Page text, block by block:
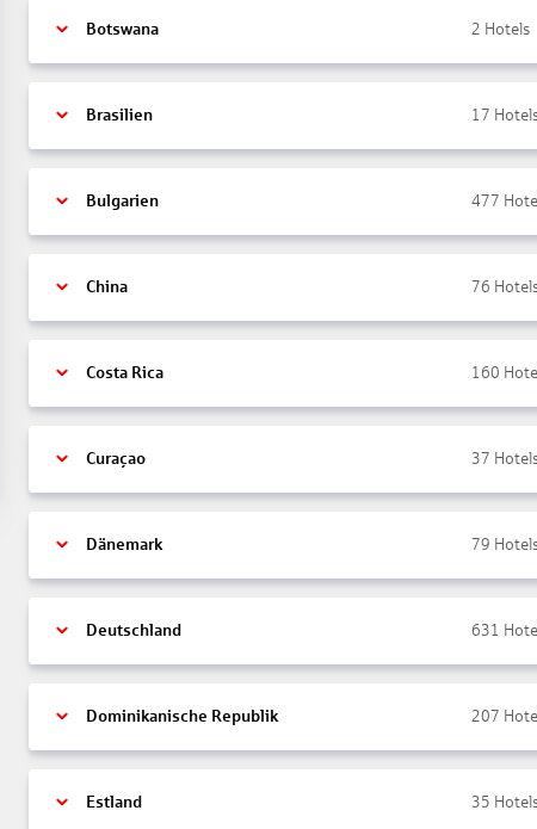
Botswana 2 Hotels
Brasilien 17
Bulgarien 477
China 76
Costa Rica 160
Curaçao 37
Dänemark 79
Deutschland 631
Dominikanische Republik 207
Estland 35